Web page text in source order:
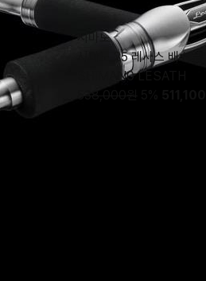
시마노
시마노 25 레사스 배스로드
SHIMAN0 LESATH
538,000원